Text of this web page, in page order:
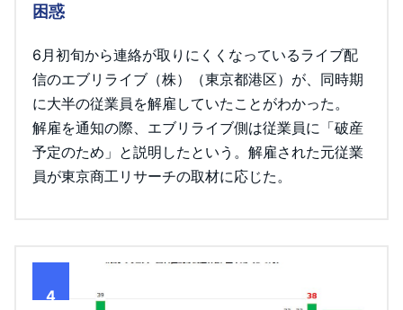
困惑
6月初旬から連絡が取りにくくなっているライブ配
信のエブリライブ（株）（東京都港区）が、同時期
に大半の従業員を解雇していたことがわかった。
解雇を通知の際、エブリライブ側は従業員に「破産
予定のため」と説明したという。解雇された元従業
員が東京商工リサーチの取材に応じた。
4